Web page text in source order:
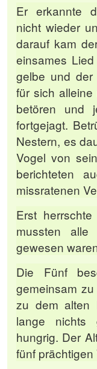
Er erkannte
nicht wieder
darauf kam
einsames
gelbe und der
für sich
betören und
fortgejagt.
Nestern, es
Vogel von
berichteten
missratenen
Erst
mussten
gewesen
Die Fünf
gemeinsam
zu dem alten
lange nichts
hungrig. Der
fünf